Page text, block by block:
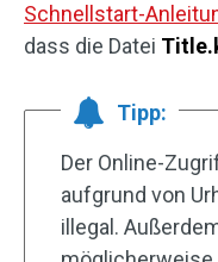
Schnellstart-
dass die Datei
Tipp:
Der Online-
aufgrund von
illegal.